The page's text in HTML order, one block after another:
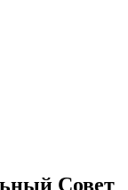
Совет